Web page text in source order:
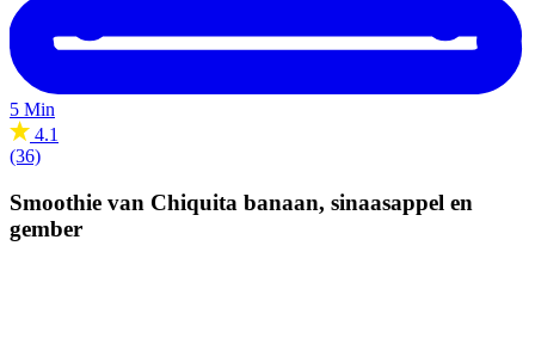
5 Min
4.1
(36)
Smoothie van Chiquita banaan, sinaasappel en
gember